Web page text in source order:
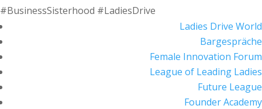
#BusinessSisterhood #LadiesDrive
Ladies Drive World
Bargespräche
Female Innovation Forum
League of Leading Ladies
Future League
Founder Academy